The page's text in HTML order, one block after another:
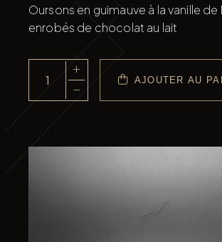
Oursons en guimauve à la vanille de
enrobés de chocolat au lait
quantité
de
Guimauve
+
−
AJOUTER AU